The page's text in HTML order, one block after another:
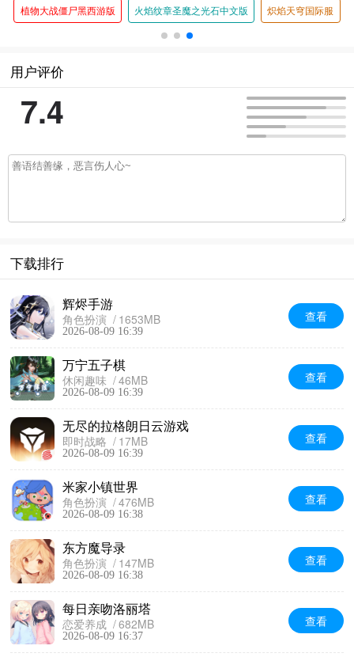
植物大战僵尸黑西游版 火焰纹章圣魔之光石中文版 炽焰天穹国际服
用户评价
7.4
下载排行
辉烬手游
角色扮演 1653MB
2026-08-09 16:39
查看
万宁五子棋
休闲趣味 46MB
2026-08-09 16:39
查看
无尽的拉格朗日云游戏
即时战略 17MB
2026-08-09 16:39
查看
米家小镇世界
角色扮演 476MB
2026-08-09 16:38
查看
东方魔导录
角色扮演 147MB
2026-08-09 16:38
查看
每日亲吻洛丽塔
恋爱养成 682MB
2026-08-09 16:37
查看